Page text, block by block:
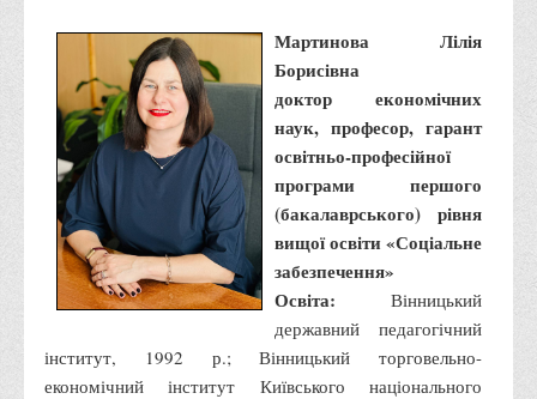
Туризму та готельно-ресторанної справи
Фізичного виховання та спорту
Менеджменту та публічного управління
Інноваційної економіки та цифрових технологій
Психології
Права
Обліку та оподаткування
Фінансів
Іноземної філології та перекладу
Відділи
Мартинова Лілія
Борисівна
доктор економічних
наук, професор, гарант
освітньо-професійної
програми першого
(бакалаврського) рівня
вищої освіти «Соціальне
забезпечення»
Освіта:
Вінницький
державний педагогічний
інститут, 1992 р.; Вінницький торговельно-
економічний інститут Київського національного